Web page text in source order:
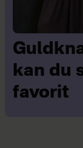
kan du
favorit